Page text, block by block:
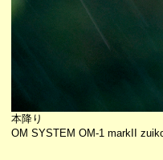
本降り
OM SYSTEM OM-1 markII